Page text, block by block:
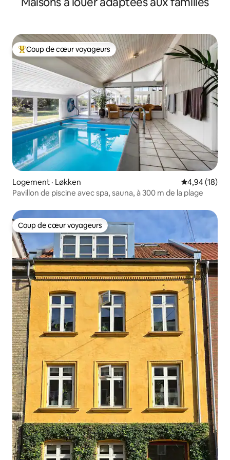
Coup de cœur voyageurs parmi les plus aimés
Coup de cœur voyageurs
Logement · Løkken Note
4,94 (18)
Pavillon de piscine avec spa, sauna, à 300 m de la plage
Coup de cœur voyageurs
Coup de cœur voyageurs